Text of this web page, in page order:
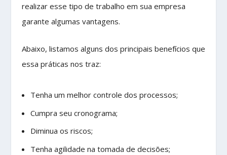
realizar esse tipo de trabalho em sua empresa
garante algumas vantagens.
Abaixo, listamos alguns dos principais benefícios que
essa práticas nos traz:
Tenha um melhor controle dos processos;
Cumpra seu cronograma;
Diminua os riscos;
Tenha agilidade na tomada de decisões;